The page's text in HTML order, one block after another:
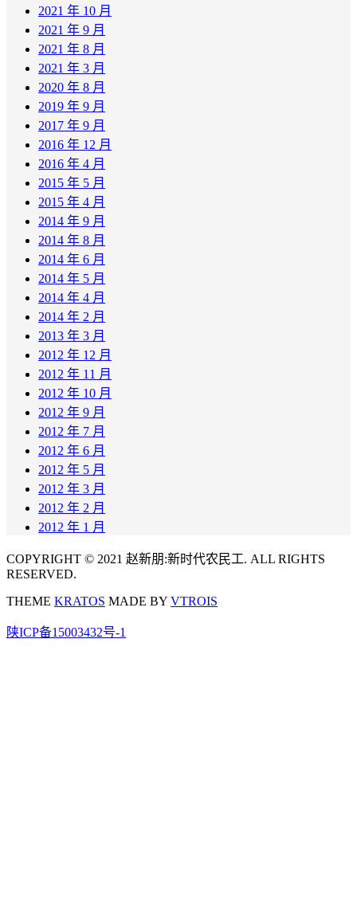
2021 年 10 月
2021 年 9 月
2021 年 8 月
2021 年 3 月
2020 年 8 月
2019 年 9 月
2017 年 9 月
2016 年 12 月
2016 年 4 月
2015 年 5 月
2015 年 4 月
2014 年 9 月
2014 年 8 月
2014 年 6 月
2014 年 5 月
2014 年 4 月
2014 年 2 月
2013 年 3 月
2012 年 12 月
2012 年 11 月
2012 年 10 月
2012 年 9 月
2012 年 7 月
2012 年 6 月
2012 年 5 月
2012 年 3 月
2012 年 2 月
2012 年 1 月
COPYRIGHT © 2021 赵新朋:新时代农民工. ALL RIGHTS
RESERVED.
THEME KRATOS MADE BY VTROIS
陕ICP备15003432号-1